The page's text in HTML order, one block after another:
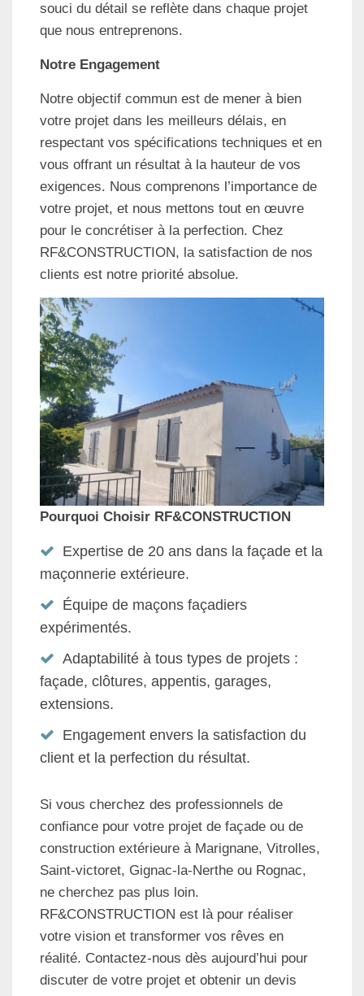
souci du détail se reflète dans chaque projet
que nous entreprenons.
Notre Engagement
Notre objectif commun est de mener à bien
votre projet dans les meilleurs délais, en
respectant vos spécifications techniques et en
vous offrant un résultat à la hauteur de vos
exigences. Nous comprenons l’importance de
votre projet, et nous mettons tout en œuvre
pour le concrétiser à la perfection. Chez
RF&CONSTRUCTION, la satisfaction de nos
clients est notre priorité absolue.
Pourquoi Choisir RF&CONSTRUCTION
Expertise de 20 ans dans la façade et la
maçonnerie extérieure.
Équipe de maçons façadiers
expérimentés.
Adaptabilité à tous types de projets :
façade, clôtures, appentis, garages,
extensions.
Engagement envers la satisfaction du
client et la perfection du résultat.
Si vous cherchez des professionnels de
confiance pour votre projet de façade ou de
construction extérieure à Marignane, Vitrolles,
Saint-victoret, Gignac-la-Nerthe ou Rognac,
ne cherchez pas plus loin.
RF&CONSTRUCTION est là pour réaliser
votre vision et transformer vos rêves en
réalité. Contactez-nous dès aujourd’hui pour
discuter de votre projet et obtenir un devis